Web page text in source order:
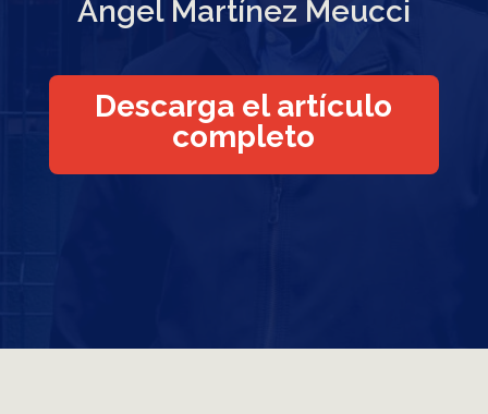
Ángel Martínez Meucci
Descarga el artículo
completo